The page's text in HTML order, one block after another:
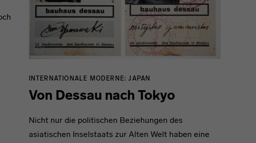
INTERNATIONALE MODERNE: JAPAN
Von Dessau nach Tokyo
Nicht nur die politischen Beziehungen des
asiatischen Inselstaats zur Alten Welt haben eine